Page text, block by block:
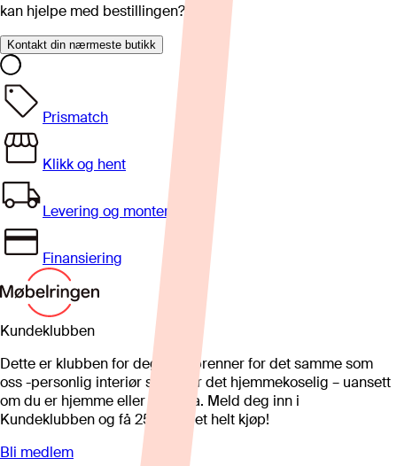
kan hjelpe med bestillingen?
Kontakt din nærmeste butikk
Prismatch
Klikk og hent
Levering og montering
Finansiering
Kundeklubben
Dette er klubben for deg som brenner for det samme som
oss -personlig interiør som gjør det hjemmekoselig – uansett
om du er hjemme eller på hytta. Meld deg inn i
Kundeklubben og få 25%* på et helt kjøp!
Bli medlem